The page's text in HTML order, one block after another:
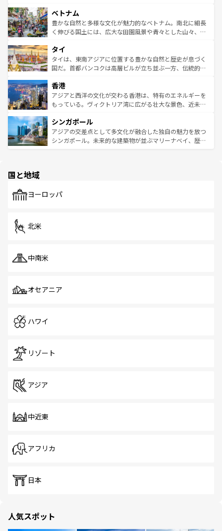
参照してほしい。
容にもいいと評判のスイーツなど、バラエティ豊かな料理
が味わえる。 なお、新着の台湾情報は コンテンツ一覧を参
照してほしい。
き、地方に足を延ばせば四季折々の自然美を楽しむことが
できる。そして、キムチや焼肉、絶品のストリートフード
まで、さまざまな韓国料理が待っている。夜には、韓国な
リティに包まれながら、韓国の多彩な魅力を心ゆくまで味
わってみてほしい。 なお、新着の韓国情報はコンテンツ一
覧を参照してほしい。
ベトナム
豊かな自然と多様な文化が魅力的なベトナム。南北に細長
く伸びる国土には、広大な田園風景や青々とした山々、世
急速な発展と共に伝統が息づく。ハノイの古い町並みやホ
ーチミン市のフランス統治時代の建物も、独特の雰囲気を
醸し出している。また、バラエティの豊かさとおいしさで
とつ。フォーやバインミー、ベトナムコーヒーなどは、ぜ
ひ現地で味わいたい。どの地域を訪れてもあたたかい人々
が旅行者を迎えてくれるので、きっと忘れられない旅にな
参照してほしい。
タイ
タイは、東南アジアに位置する豊かな自然と歴史が息づく
国だ。首都バンコクは高層ビルが立ち並ぶ一方、伝統的な
の活気が交差している。北部ではチェンマイなどの山岳地
帯で自然と触れ合い、南部ではプーケットやクラビの美し
いビーチでリゾート気分を楽しむことができる。タイ料理
激する。気候は一年中温暖で、どの季節にも異なる楽しみ
が待っている。親しみやすいタイの人々、仏教を中心とし
た文化、そして多様な観光資源が、訪れる旅人を魅了し続
香港
アジアと西洋の文化が交わる香港は、特有のエネルギーを
もっている。ヴィクトリア湾に広がる壮大な景色、近未来
み、どこを訪れても感動するはず。観光スポットが密集し
ており、効率よく見どころを回れるのも魅力。息をのむよ
うな絶景から文化的な体験まで、香港を存分に楽しみ尽く
シンガポール
アジアの交差点として多文化が融合した独自の魅力を放つ
シンガポール。未来的な建築物が並ぶマリーナベイ、歴史
で、ホーカーズは地元の風情を楽しめる外せないスポット
国と地域
ヨーロッパ
北米
中南米
オセアニア
ハワイ
リゾート
アジア
中近東
アフリカ
日本
人気スポット